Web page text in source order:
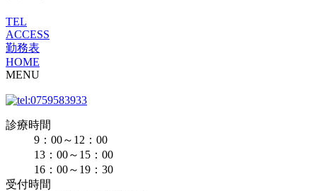
TEL
ACCESS
勤務表
HOME
MENU
診療時間
9：00～12：00
13：00～15：00
16：00～19：30
受付時間